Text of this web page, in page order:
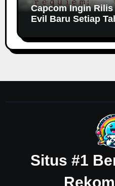
Capcom Ingin Rilis
Evil Baru Setiap
Situs #1